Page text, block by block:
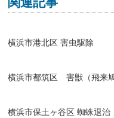
横浜市港北区 害虫駆除
横浜市都筑区 害獣（飛来
横浜市保土ヶ谷区 蜘蛛退治